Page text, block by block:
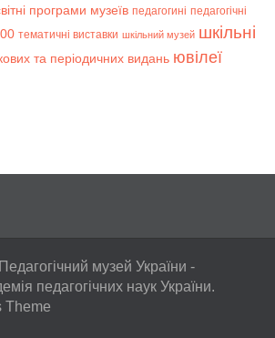
програми музеїв педагогині педагогічні
тематичні виставки шкільний музей шкільні
та періодичних видань ювілеї
Педагогічний музей України -
педагогічних наук України.
Theme